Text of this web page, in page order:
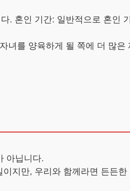
. 혼인 기간: 일반적으로 혼인
녀를 양육하게 될 쪽에 더 많은
아닙니다.
지만, 우리와 함께라면 든든한